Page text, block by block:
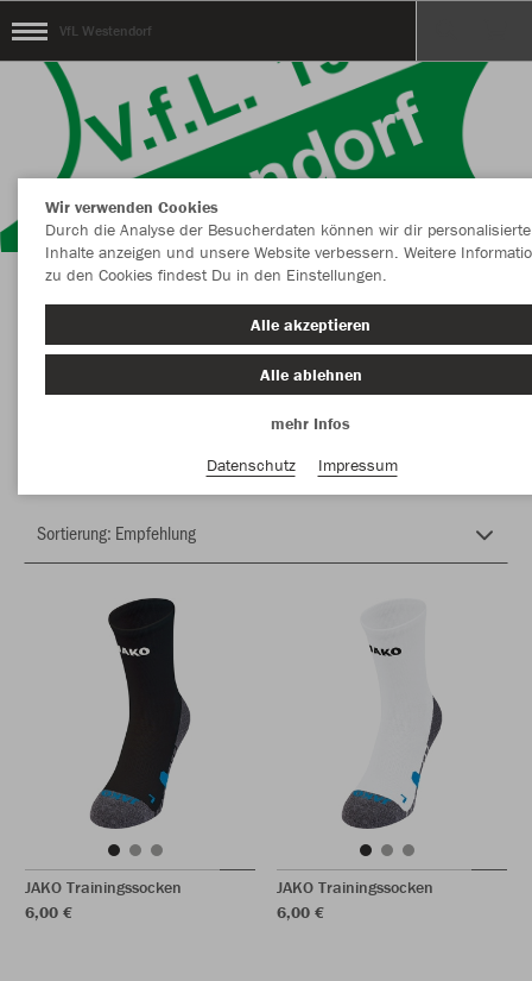
VfL Westendorf
Herzlich Willkommen im Teamshop VfL
Westendorf
JAKO Trainingssocken
6,00 €
JAKO Trainingssocken
6,00 €
Wir verwenden Cookies
Durch die Analyse der Besucherdaten können wir dir personalisierte
Inhalte anzeigen und unsere Website verbessern. Weitere
zu den Cookies findest Du in den Einstellungen.
Alle akzeptieren
Alle ablehnen
mehr Infos
Datenschutz
Impressum